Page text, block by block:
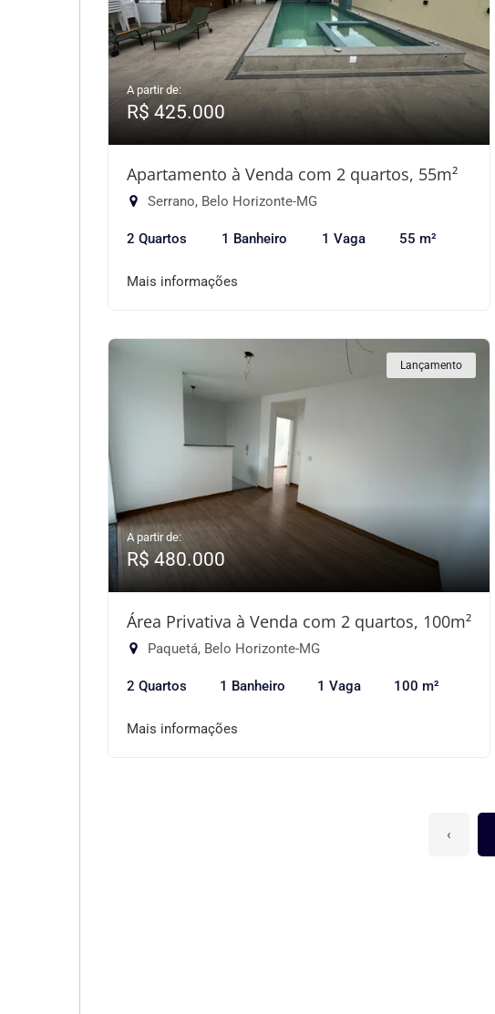
A partir de:
R$ 425.000
Apartamento à Venda com 2 quartos, 55m²
Serrano, Belo Horizonte-MG
2 Quartos 1 Banheiro 1 Vaga 55 m²
Mais informações
Lançamento
A partir de:
R$ 480.000
Área Privativa à Venda com 2 quartos, 100m²
Paquetá, Belo Horizonte-MG
2 Quartos 1 Banheiro 1 Vaga 100 m²
Mais informações
‹